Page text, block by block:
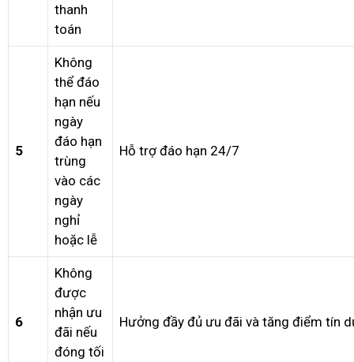
thanh
toán
5
Không
thể đáo
hạn nếu
ngày
đáo hạn
trùng
vào các
ngày
nghỉ
hoặc lễ
Hỗ trợ đáo hạn 24/7
6
Không
được
nhận ưu
đãi nếu
đóng tối
Hưởng đầy đủ ưu đãi và tăng điểm tín